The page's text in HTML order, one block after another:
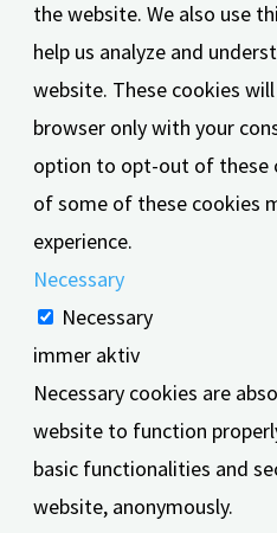
the website. We also use
help us analyze and
website. These cookies
browser only with your
option to opt-out of these
of some of these cookies
experience.
Necessary
Necessary
immer aktiv
Necessary cookies are
website to function
basic functionalities and
website, anonymously.